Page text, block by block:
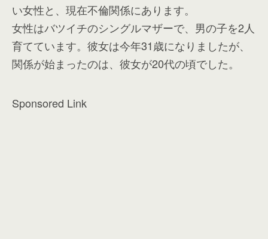
い女性と、現在不倫関係にあります。
女性はバツイチのシングルマザーで、男の子を2人
育てています。彼女は今年31歳になりましたが、
関係が始まったのは、彼女が20代の頃でした。
Sponsored Link